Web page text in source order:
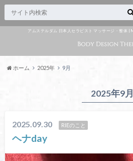
アムステルダム 日本人セラピスト マッサージ・整体
ホーム 2025年 9月
2025年9月
2025.09.30 RIEのこと
ヘナday